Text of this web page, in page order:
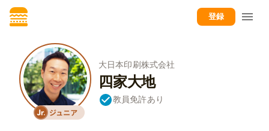
登録
大日本印刷株式会社
四家大地
教員免許あり